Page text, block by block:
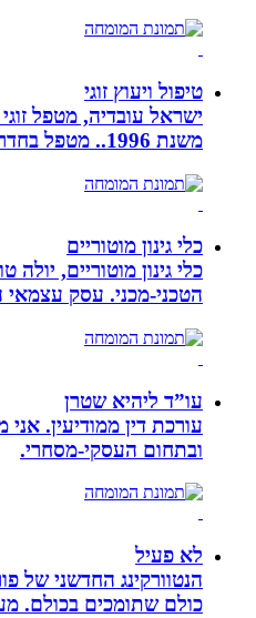
טיפול ויעוץ זוגי
ישראל עובדיה, מטפל
משנת 1996.. מטפל בחדרה ונותן שרות בזום לכל רחבי הארץ
כלי גינון מוטוריים
כלי גינון מוטוריים,
הטכני-מכני. עסק עצמאי
עו”ד ליהיא שטרן
עורכת דין ממודיעין.
ובתחום העסקי-מסחרי.
לא פעיל
הנטוורקינג החדשני
כולם שתומכים בכולם.